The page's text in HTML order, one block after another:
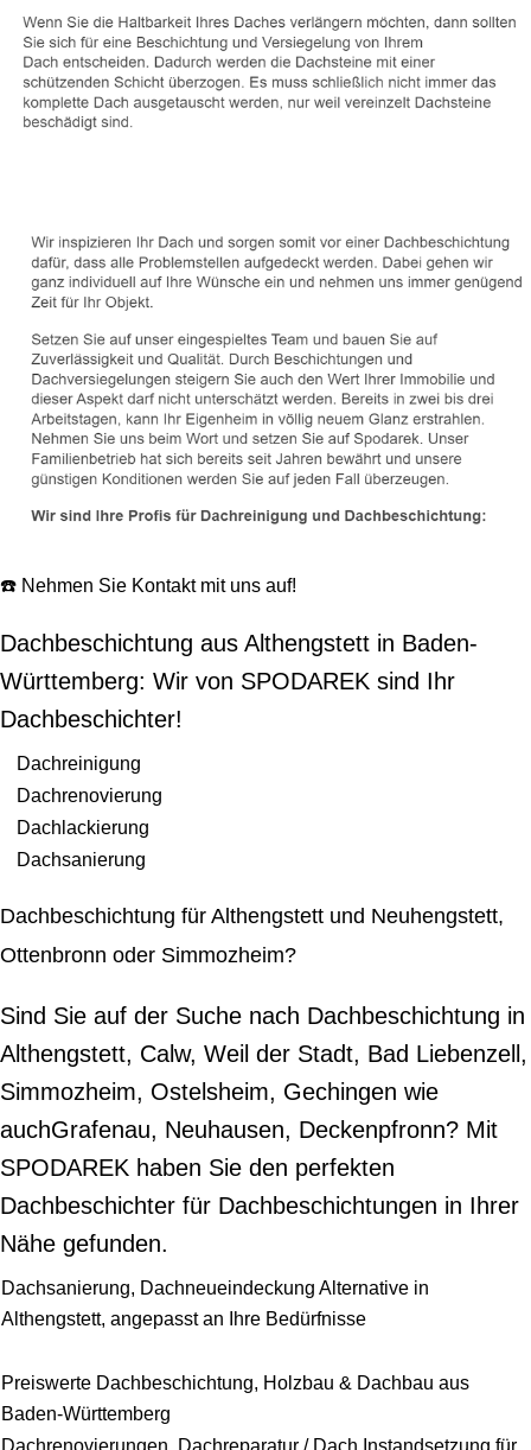
☎️ Nehmen Sie Kontakt mit uns auf!
Dachbeschichtung aus Althengstett in Baden-
Württemberg: Wir von SPODAREK sind Ihr
Dachbeschichter!
Dachreinigung
Dachrenovierung
Dachlackierung
Dachsanierung
Dachbeschichtung für Althengstett und Neuhengstett,
Ottenbronn oder Simmozheim?
Sind Sie auf der Suche nach Dachbeschichtung in
Althengstett, Calw, Weil der Stadt, Bad Liebenzell,
Simmozheim, Ostelsheim, Gechingen wie
auchGrafenau, Neuhausen, Deckenpfronn? Mit
SPODAREK haben Sie den perfekten
Dachbeschichter für Dachbeschichtungen in Ihrer
Nähe gefunden.
Dachsanierung, Dachneueindeckung Alternative in
Althengstett, angepasst an Ihre Bedürfnisse
Preiswerte Dachbeschichtung, Holzbau & Dachbau aus
Baden-Württemberg